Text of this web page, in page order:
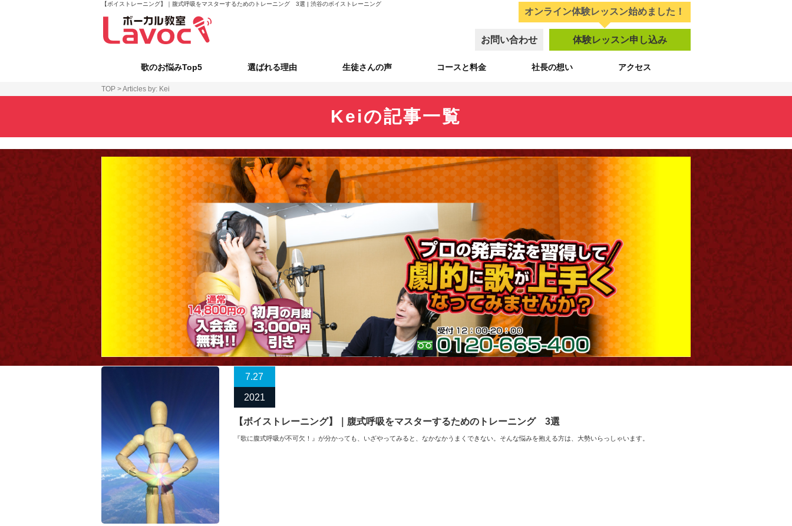
【ボイストレーニング】｜腹式呼吸をマスターするためのトレーニング 3選 | 渋谷のボイストレーニング
お問い合わせ 体験レッスン申し込み
オンライン体験レッスン始めました！
歌のお悩みTop5 選ばれる理由 生徒さんの声 コースと料金 社長の想い アクセス
TOP >Articles by: Kei
Keiの記事一覧
7.27
2021
【ボイストレーニング】｜腹式呼吸をマスターするためのトレーニング 3選
『歌に腹式呼吸が不可欠！』が分かっても、いざやってみると、なかなかうまくできない。そんな悩みを抱える方は、大勢いらっしゃいます。